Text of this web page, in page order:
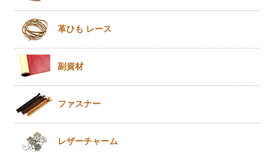
革ひも レース
副資材
ファスナー
レザーチャーム